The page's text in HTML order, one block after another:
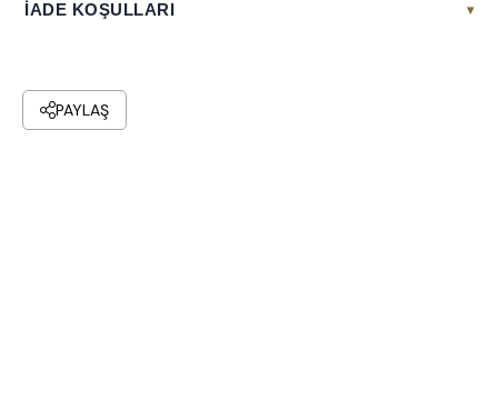
İADE KOŞULLARI ▾
PAYLAŞ